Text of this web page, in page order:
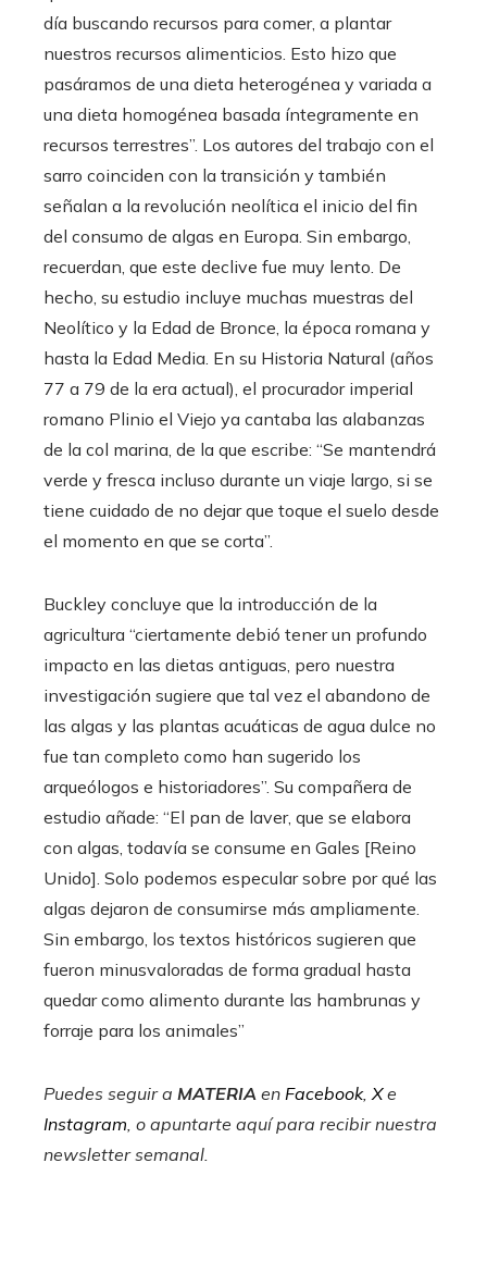
día buscando recursos para comer, a plantar
nuestros recursos alimenticios. Esto hizo que
pasáramos de una dieta heterogénea y variada a
una dieta homogénea basada íntegramente en
recursos terrestres”. Los autores del trabajo con el
sarro coinciden con la transición y también
señalan a la revolución neolítica el inicio del fin
del consumo de algas en Europa. Sin embargo,
recuerdan, que este declive fue muy lento. De
hecho, su estudio incluye muchas muestras del
Neolítico y la Edad de Bronce, la época romana y
hasta la Edad Media. En su Historia Natural (años
77 a 79 de la era actual), el procurador imperial
romano Plinio el Viejo ya cantaba las alabanzas
de la col marina, de la que escribe: “Se mantendrá
verde y fresca incluso durante un viaje largo, si se
tiene cuidado de no dejar que toque el suelo desde
el momento en que se corta”.
Buckley concluye que la introducción de la
agricultura “ciertamente debió tener un profundo
impacto en las dietas antiguas, pero nuestra
investigación sugiere que tal vez el abandono de
las algas y las plantas acuáticas de agua dulce no
fue tan completo como han sugerido los
arqueólogos e historiadores”. Su compañera de
estudio añade: “El pan de laver, que se elabora
con algas, todavía se consume en Gales [Reino
Unido]. Solo podemos especular sobre por qué las
algas dejaron de consumirse más ampliamente.
Sin embargo, los textos históricos sugieren que
fueron minusvaloradas de forma gradual hasta
quedar como alimento durante las hambrunas y
forraje para los animales”
Puedes seguir a MATERIA en Facebook, Xe
Instagram , o apuntarte aquí para recibirnuestra
newsletter semanal